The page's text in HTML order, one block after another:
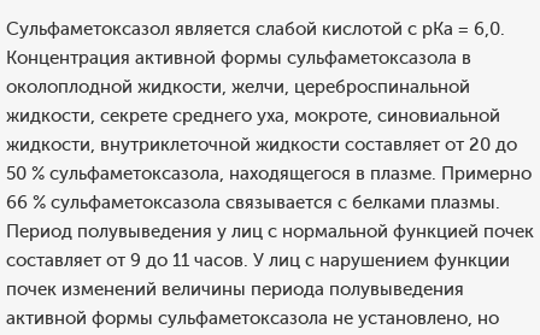
Сульфаметоксазол является слабой кислотой с рКа = 6,0.
Концентрация активной формы сульфаметоксазола в
околоплодной жидкости, желчи, цереброспинальной
жидкости, секрете среднего уха, мокроте, синовиальной
жидкости, внутриклеточной жидкости составляет от 20 до
50 % сульфаметоксазола, находящегося в плазме. Примерно
66 % сульфаметоксазола связывается с белками плазмы.
Период полувыведения у лиц с нормальной функцией почек
составляет от 9 до 11 часов. У лиц с нарушением функции
почек изменений величины периода полувыведения
активной формы сульфаметоксазола не установлено, но